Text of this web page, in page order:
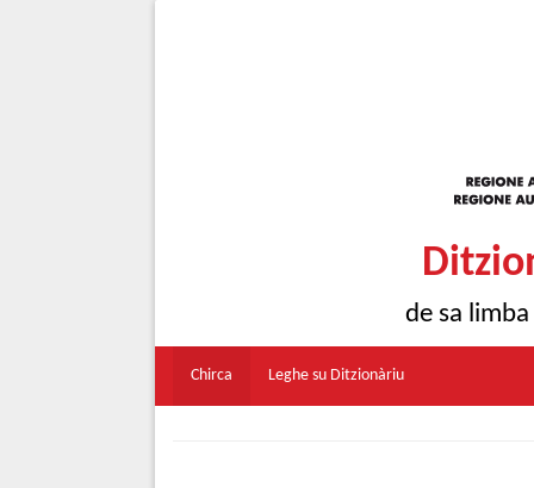
de sa
Chirca Leghe su Ditzionàriu